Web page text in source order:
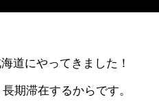
道にやってきました！
期滞在するからです。